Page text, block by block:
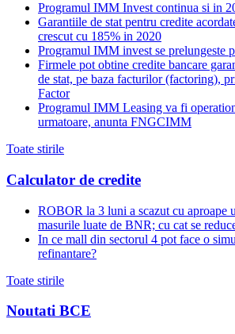
Programul IMM Invest continua si in
Garantiile de stat pentru credite
crescut cu 185% in 2020
Programul IMM invest se prelungeste
Firmele pot obtine credite bancare
de stat, pe baza facturilor (factoring),
Factor
Programul IMM Leasing va fi
urmatoare, anunta FNGCIMM
Toate stirile
Calculator de credite
ROBOR la 3 luni a scazut cu aproape
masurile luate de BNR; cu cat se
In ce mall din sectorul 4 pot face o
refinantare?
Toate stirile
Noutati BCE